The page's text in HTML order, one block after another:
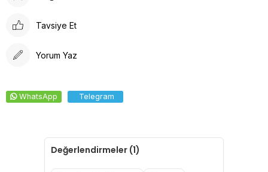
Tavsiye Et
Yorum Yaz
WhatsApp Telegram
Değerlendirmeler (1)